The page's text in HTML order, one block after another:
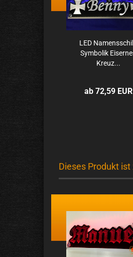
LED
Sym­bo­lik
Kreuz...
ab 72,59 EUR
Dieses Produkt